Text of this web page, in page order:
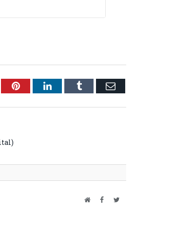
PinterestLinkedInTumblr Email
WebsiteFacebookTwitter